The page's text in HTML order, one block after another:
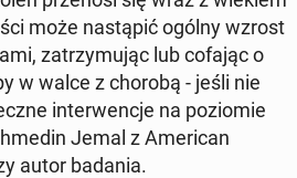
może na­stą­pić ogólny wzrost
za­trzy­mu­jąc lub cofając o
w walce z chorobą - jeśli nie
in­ter­wen­cje na po­zio­mie
Jemal z Ame­ri­can
autor badania.